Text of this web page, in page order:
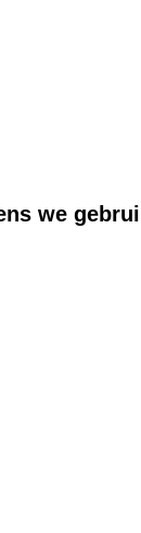
we